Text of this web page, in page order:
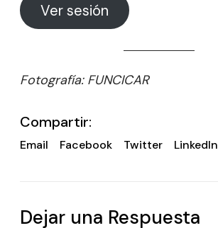
Ver sesión
Fotografía: FUNCICAR
Compartir:
Email Facebook Twitter LinkedIn
Dejar una Respuesta